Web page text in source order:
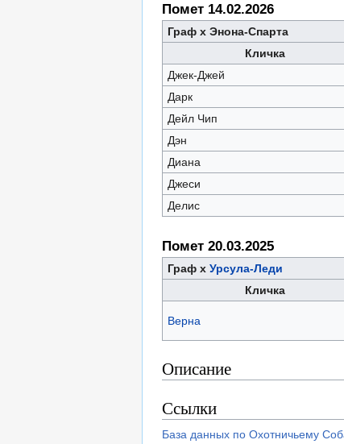
Помет 14.02.2026
Граф х Энона-Спарта
Кличка
Джек-Джей
Дарк
Дейл Чип
Дэн
Диана
Джеси
Делис
Помет 20.03.2025
Граф х Урсула-Леди
Кличка
Верна
Описание
Ссылки
База данных по Охотничьему